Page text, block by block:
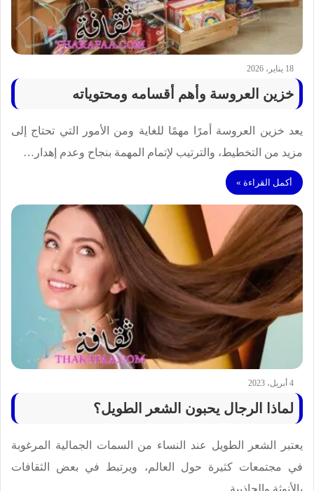
18 يناير، 2026
خزين العروسة وأهم أقسامه ومحتوياته
يعد خزين العروسة أمرًا مهمًا للغاية ومن الأمور التي تحتاج إلى
مزيد من التخطيط، والترتيب لإتمام المهمة بنجاح وعدم إهدار…
أكمل القراءة »
4 أبريل، 2023
لماذا الرجال يحبون الشعر الطويل؟
يعتبر الشعر الطويل عند النساء من السمات الجمالية المرغوبة
في مجتمعات كثيرة حول العالم، ويرتبط في بعض الثقافات
بالأنوثة والجاذبية…